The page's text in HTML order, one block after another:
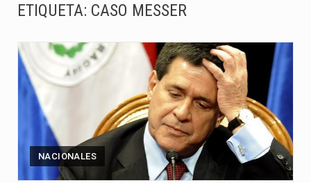
Fretes se refirió concretamente al recorrido que realizó este jueves…
ETIQUETA: CASO MESSER
NACIONALES